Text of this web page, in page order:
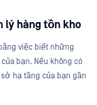
lý hàng tồn kho
việc biết những
bạn. Nếu không có
hạ tầng của bạn gần